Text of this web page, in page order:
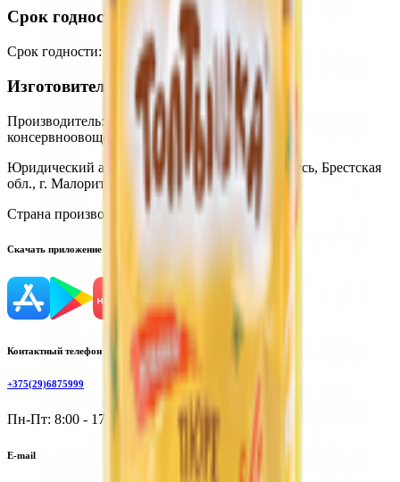
Срок годности
Срок годности:
Изготовитель
Производитель: ОАО «Малоритский
консервноовощесушильный комбинат»
Юридический адрес:
225903, Республика Беларусь, Брестская
обл., г. Малорита, ул. Заводская, 9
Страна производства:
Республика Беларусь
Скачать приложение
Контактный телефон
+375(29)6875999
Пн-Пт: 8:00 - 17:00
E-mail